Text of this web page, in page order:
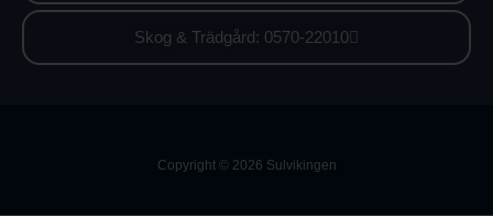
Skog & Trädgård: 0570-22010
Copyright © 2026 Sulvikingen